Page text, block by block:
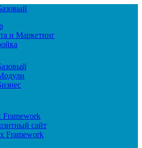
и Маркетинг
Framework
сайт
Framework